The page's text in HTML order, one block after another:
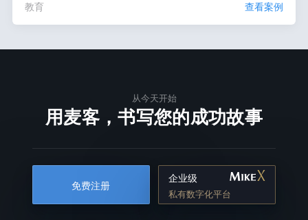
教育 查看案例
从今天开始
用麦客，书写您的成功故事
免费注册
企业级
私有数字化平台